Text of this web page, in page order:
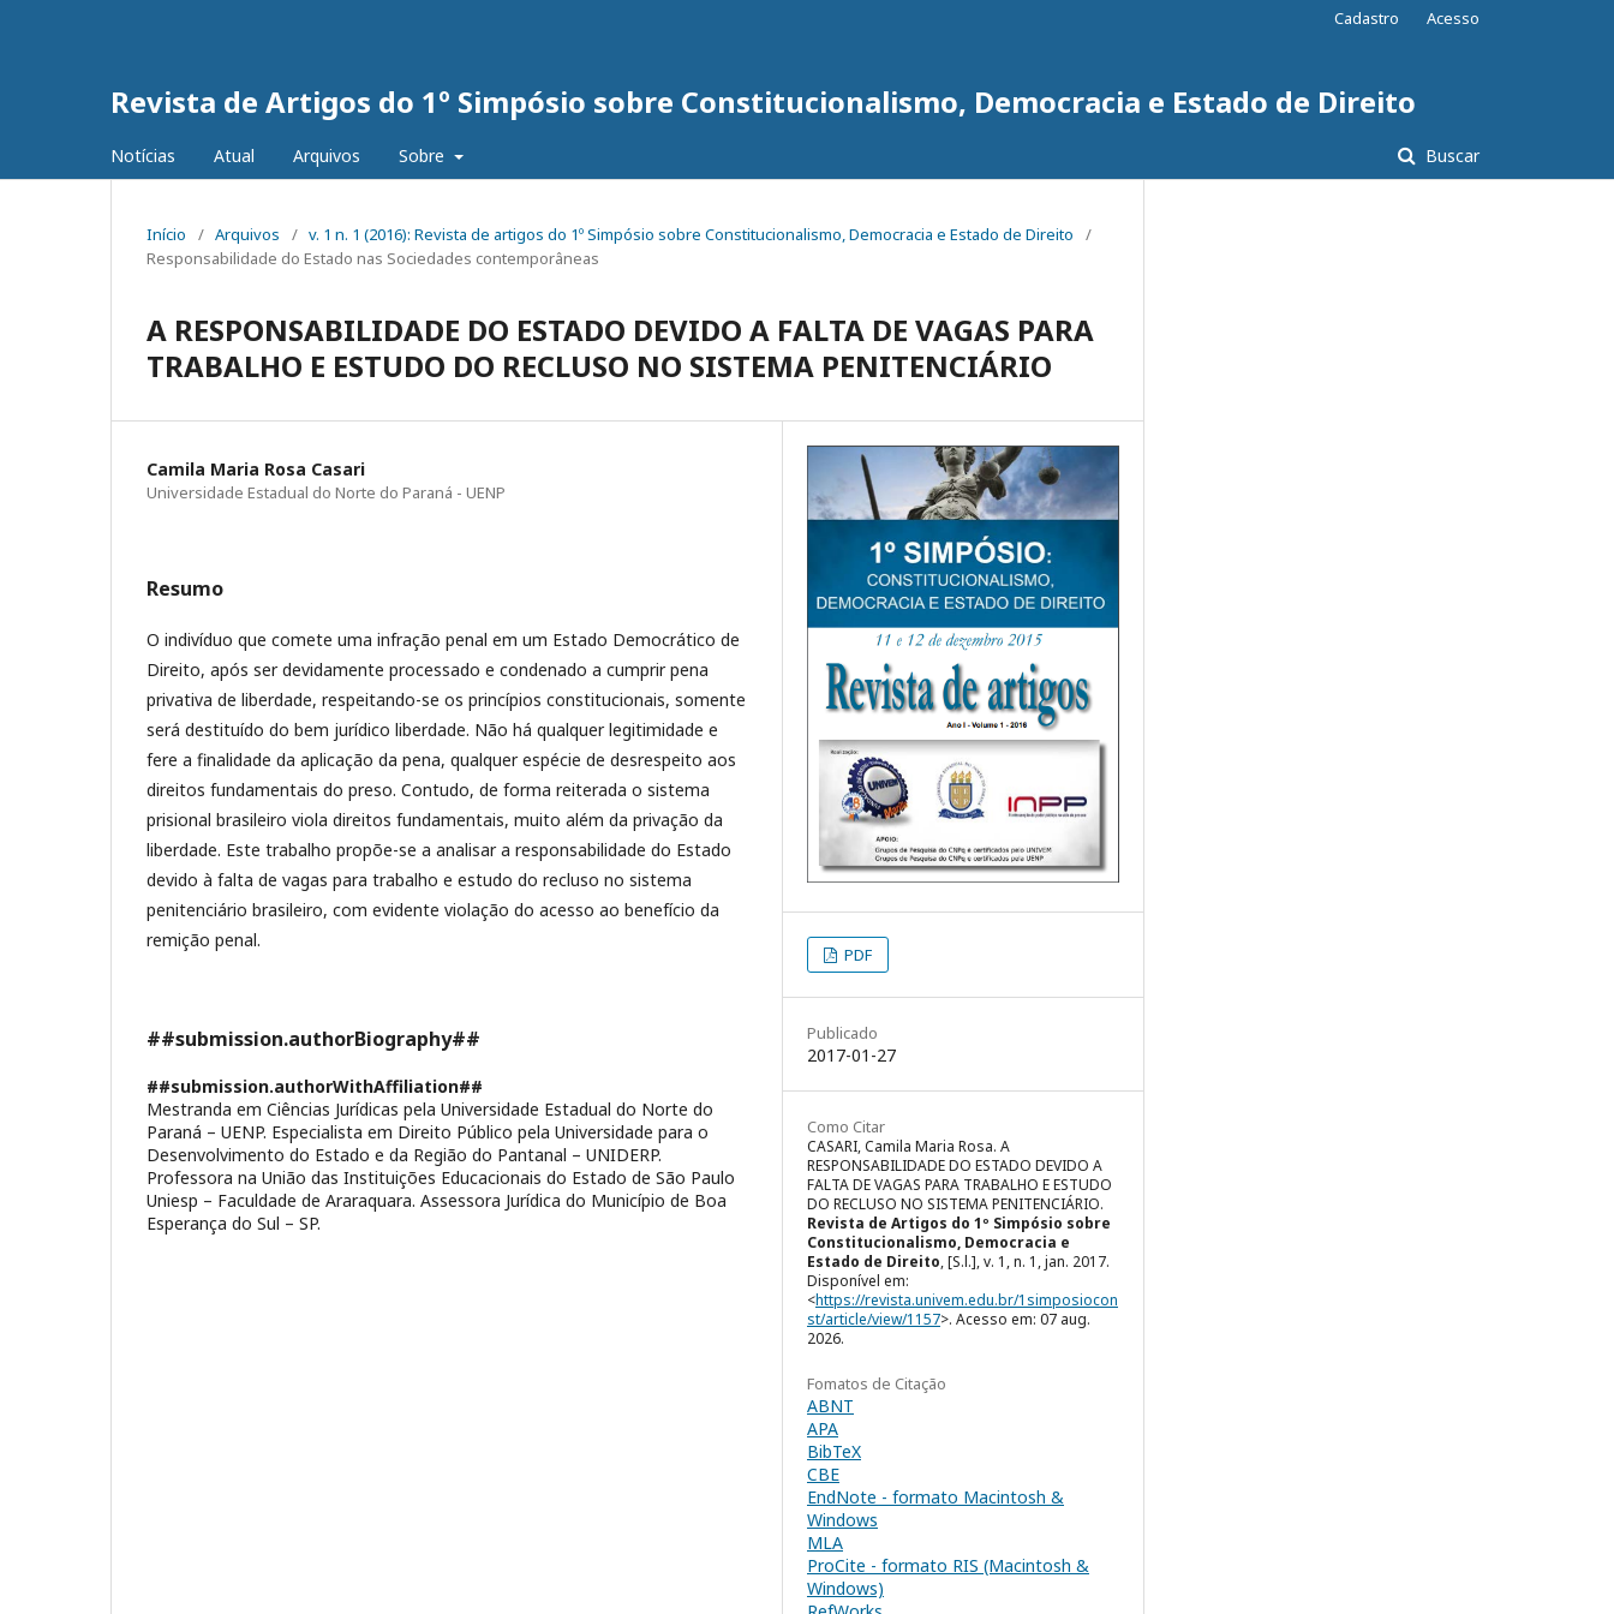
Revista de Artigos do 1º Simpósio sobre Constitucionalismo, Democracia e Estado de Direito
Notícias Atual Arquivos Sobre Buscar
Cadastro Acesso
Início / Arquivos / v. 1 n. 1 (2016): Revista de artigos do 1º Simpósio sobre Constitucionalismo, Democracia e Estado de Direito
/
Responsabilidade do Estado nas Sociedades contemporâneas
A RESPONSABILIDADE DO ESTADO DEVIDO A FALTA DE VAGAS PARA
TRABALHO E ESTUDO DO RECLUSO NO SISTEMA PENITENCIÁRIO
Camila Maria Rosa Casari
Universidade Estadual do Norte do Paraná - UENP
Resumo
O indivíduo que comete uma infração penal em um Estado Democrático de
Direito, após ser devidamente processado e condenado a cumprir pena
privativa de liberdade, respeitando-se os princípios constitucionais, somente
será destituído do bem jurídico liberdade. Não há qualquer legitimidade e
fere a finalidade da aplicação da pena, qualquer espécie de desrespeito aos
direitos fundamentais do preso. Contudo, de forma reiterada o sistema
prisional brasileiro viola direitos fundamentais, muito além da privação da
liberdade. Este trabalho propõe-se a analisar a responsabilidade do Estado
devido à falta de vagas para trabalho e estudo do recluso no sistema
penitenciário brasileiro, com evidente violação do acesso ao benefício da
remição penal.
##submission.authorBiography##
##submission.authorWithAffiliation##
Mestranda em Ciências Jurídicas pela Universidade Estadual do Norte do
Paraná – UENP. Especialista em Direito Público pela Universidade para o
Desenvolvimento do Estado e da Região do Pantanal – UNIDERP.
Professora na União das Instituições Educacionais do Estado de São Paulo
Uniesp – Faculdade de Araraquara. Assessora Jurídica do Município de Boa
Esperança do Sul – SP.
PDF
Publicado
2017-01-27
Como Citar
CASARI, Camila Maria Rosa. A
RESPONSABILIDADE DO ESTADO DEVIDO A
FALTA DE VAGAS PARA TRABALHO E ESTUDO
DO RECLUSO NO SISTEMA PENITENCIÁRIO.
Revista de Artigos do 1º Simpósio sobre
Constitucionalismo, Democracia e
Estado de Direito, [S.l.], v. 1, n. 1, jan. 2017.
Disponível em:
<https://revista.univem.edu.br/1simposiocon
st/article/view/1157>. Acesso em: 07 aug.
2026.
Fomatos de Citação
ABNT
APA
BibTeX
CBE
EndNote - formato Macintosh &
Windows
MLA
ProCite - formato RIS (Macintosh &
Windows)